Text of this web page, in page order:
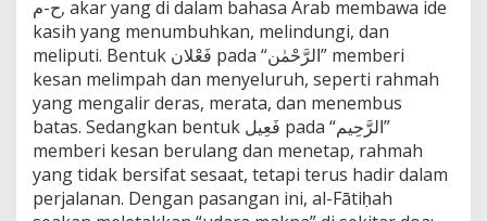
ح-م, akar yang di dalam bahasa Arab membawa ide
kasih yang menumbuhkan, melindungi, dan
meliputi. Bentuk فَعْلان pada “الرَّحْمٰن” memberi
kesan melimpah dan menyeluruh, seperti rahmah
yang mengalir deras, merata, dan menembus
batas. Sedangkan bentuk فَعِيل pada “الرَّحِيم”
memberi kesan berulang dan menetap, rahmah
yang tidak bersifat sesaat, tetapi terus hadir dalam
perjalanan. Dengan pasangan ini, al-Fātiḥah